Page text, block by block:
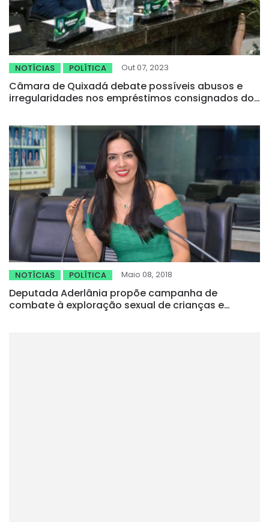
NOTÍCIAS POLÍTICA Out 07, 2023
Câmara de Quixadá debate possíveis abusos e
irregularidades nos empréstimos consignados do
NOTÍCIAS POLÍTICA Maio 08, 2018
Deputada Aderlânia propõe campanha de
combate à exploração sexual de crianças e